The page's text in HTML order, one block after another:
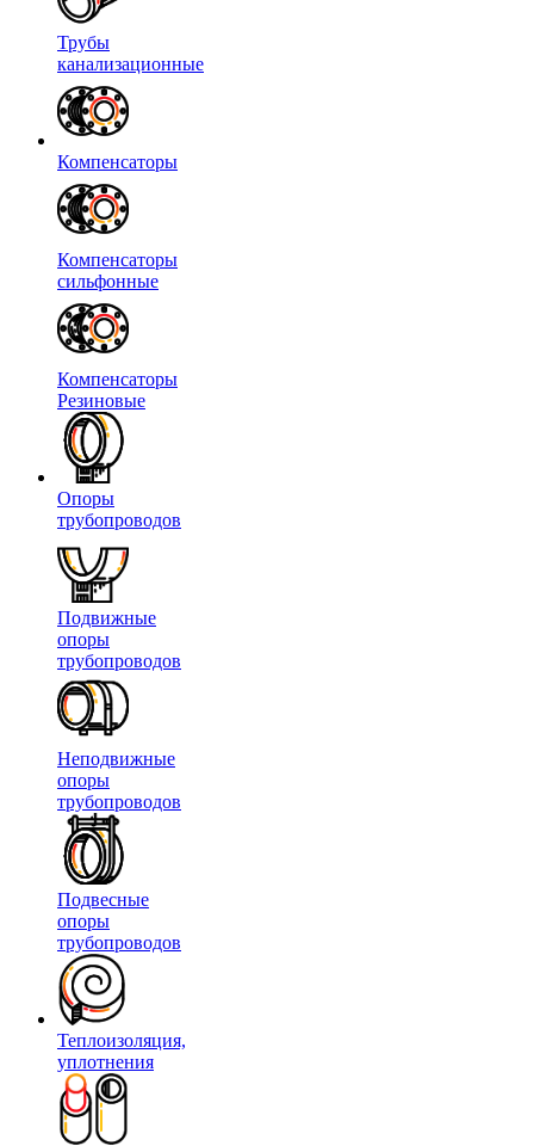
Трубы
канализационные
Компенсаторы
Компенсаторы
сильфонные
Компенсаторы
Резиновые
Опоры
трубопроводов
Подвижные
опоры
трубопроводов
Неподвижные
опоры
трубопроводов
Подвесные
опоры
трубопроводов
Теплоизоляция,
уплотнения